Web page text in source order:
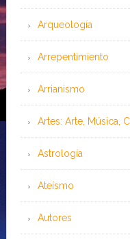
Arqueología
Arrepentimiento
Arrianismo
Artes: Arte, Música,
Astrología
Ateísmo
Autores